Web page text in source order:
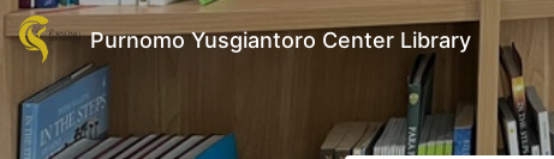
Purnomo Yusgiantoro Center Library